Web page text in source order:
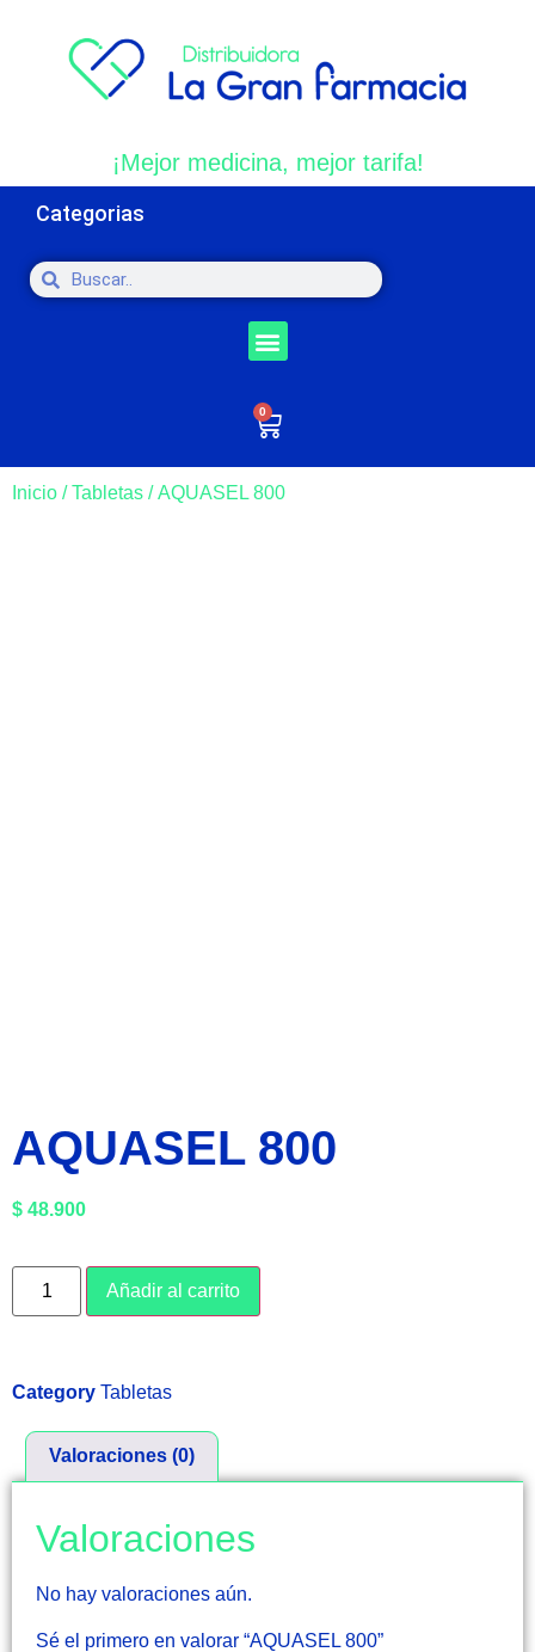
¡Mejor medicina, mejor tarifa!
Categorias
0
Inicio /Tabletas / AQUASEL 800
AQUASEL 800
$ 48.900
Añadir al carrito
Category Tabletas
Valoraciones (0)
Valoraciones
No hay valoraciones aún.
Sé el primero en valorar “AQUASEL 800”